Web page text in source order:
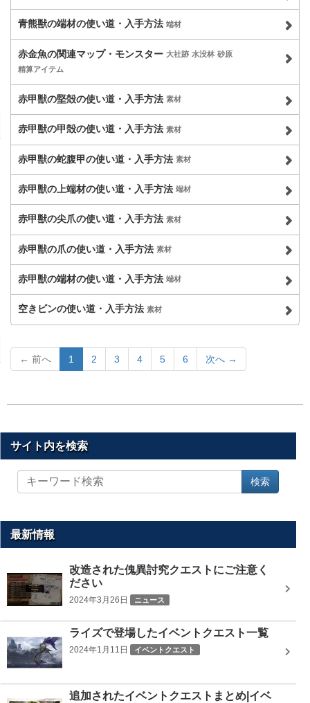
青熊獣の端材の使い道・入手方法 端材
赤金魚の関連マップ・モンスター 大社跡 水没林 砂原
精算アイテム
赤甲獣の堅殻の使い道・入手方法 素材
赤甲獣の甲殻の使い道・入手方法 素材
赤甲獣の蛇腹甲の使い道・入手方法 素材
赤甲獣の上端材の使い道・入手方法 端材
赤甲獣の尖爪の使い道・入手方法 素材
赤甲獣の爪の使い道・入手方法 素材
赤甲獣の端材の使い道・入手方法 端材
空きビンの使い道・入手方法 素材
← 前へ 1 2 3 4 5 6 次へ →
サイト内を検索
イ
を
検索
最新情報
改造された傀異討究クエストにご注意く
ださい
2024年3月26日 ニュース
ライズで登場したイベントクエスト一覧
2024年1月11日 イベントクエスト
追加されたイベントクエストまとめ|イベ